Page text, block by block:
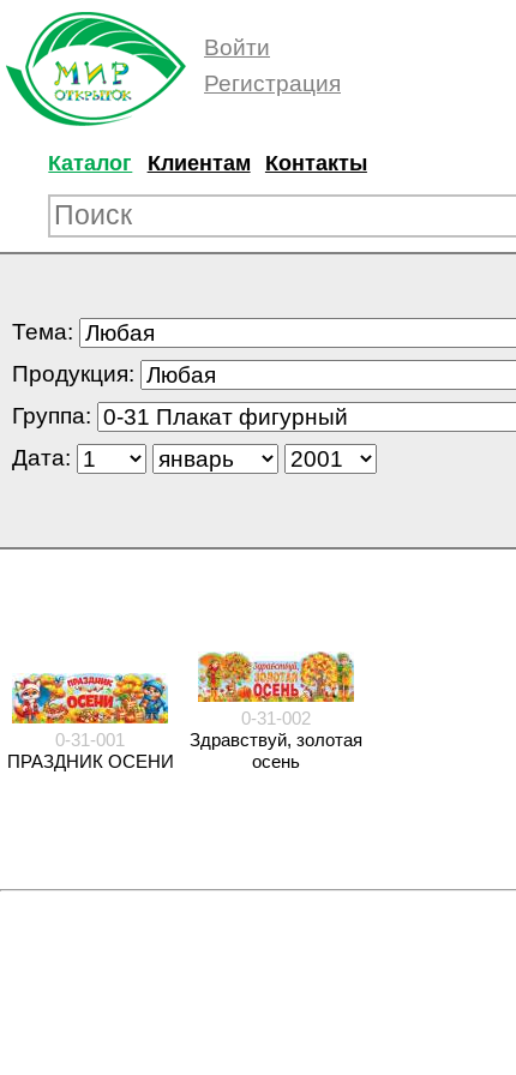
Войти
Регистрация
Каталог Клиентам Контакты
Тема:
Продукция:
Группа:
Дата:
0-31-001
ПРАЗДНИК ОСЕНИ
0-31-002
Здравствуй, золотая
осень